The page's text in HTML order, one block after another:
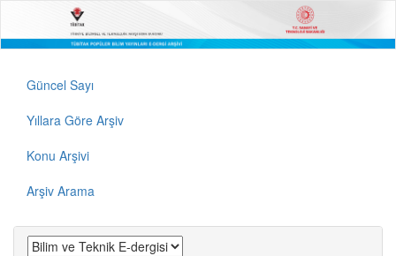
Güncel Sayı
Yıllara Göre Arşiv
Konu Arşivi
Arşiv Arama